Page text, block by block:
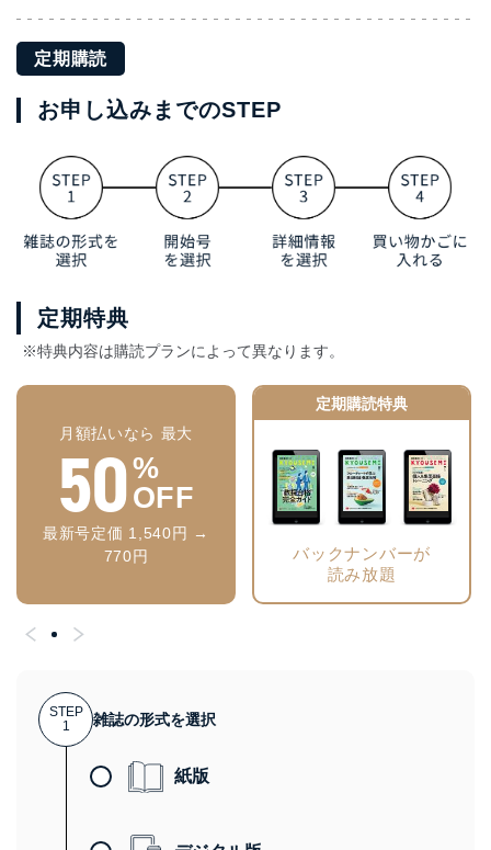
定期購読
お申し込みまでのSTEP
定期特典
※特典内容は購読プランによって異なります。
月額払いなら 最大
50%
OFF
最新号定価 1,540円 →
770円
定期購読特典
バックナンバーが
読み放題
STEP
1
雑誌の形式を選択
紙版